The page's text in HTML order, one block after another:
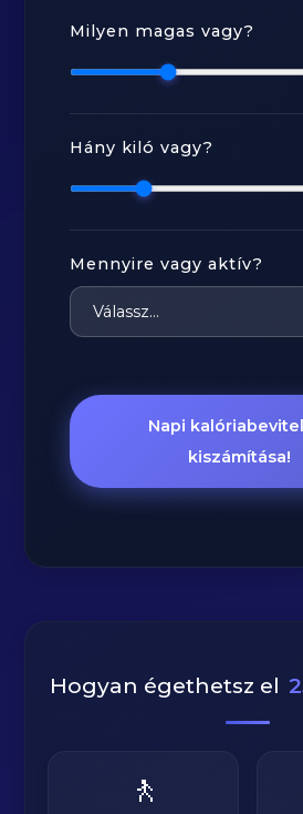
Milyen magas vagy?
Hány kiló vagy?
Mennyire vagy aktív?
Napi
kiszámítása!
Hogyan égethetsz el
🚶